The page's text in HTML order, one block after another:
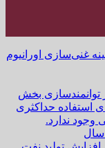
غنی‌سازی اورانیوم
توانمندسازی بخش
استفاده حداکثری
وجود ندارد.